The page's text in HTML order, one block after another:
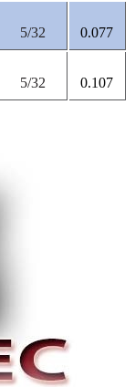
5/32 0.077
5/32 0.107